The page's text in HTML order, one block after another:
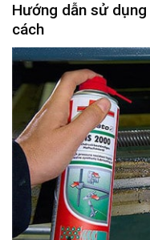
Hướng dẫn sử
cách